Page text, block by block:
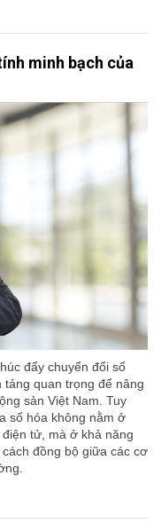
minh bạch của
đẩy chuyển đổi số
quan trọng để nâng
sản Việt Nam. Tuy
số hóa không nằm ở
tử, mà ở khả năng
đồng bộ giữa các cơ